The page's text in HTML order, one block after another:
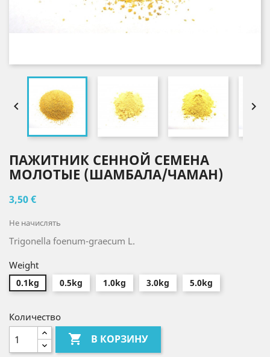
 
ПАЖИТНИК СЕННОЙ СЕМЕНА
МОЛОТЫЕ (ШАМБАЛА/ЧАМАН)
3,50 €
Не начислять
Trigonella foenum-graecum L.
Weight
0.1kg 0.5kg 1.0kg 3.0kg 5.0kg
Количество
 В КОРЗИНУ